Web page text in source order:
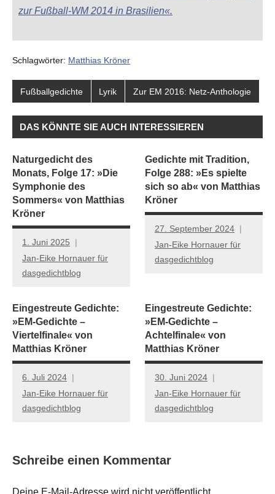
zur Fußball-WM 2014 in Brasilien«.
Schlagwörter: Matthias Kröner
Fußballgedichte Lyrik Zur EM 2016: Netz-Anthologie
DAS KÖNNTE SIE AUCH INTERESSIEREN
Naturgedicht des
Monats, Folge 17: »Die
Symphonie des
Sommers« von Matthias
Kröner
1. Juni 2025
Jan-Eike Hornauer für
dasgedichtblog
Gedichte mit Tradition,
Folge 288: »Es spielte
sich so ab« von Matthias
Kröner
27. September 2024
Jan-Eike Hornauer für
dasgedichtblog
Eingestreute Gedichte:
»EM-Gedichte –
Viertelfinale« von
Matthias Kröner
6. Juli 2024
Jan-Eike Hornauer für
dasgedichtblog
Eingestreute Gedichte:
»EM-Gedichte –
Achtelfinale« von
Matthias Kröner
30. Juni 2024
Jan-Eike Hornauer für
dasgedichtblog
Schreibe einen Kommentar